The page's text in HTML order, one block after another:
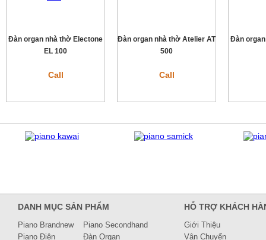
Đàn organ nhà thờ Electone
EL 100
Call
Đàn organ nhà thờ Atelier AT
500
Call
Đàn
DANH MỤC SẢN PHẨM
Piano Brandnew
Piano Secondhand
Piano Điện
Đàn Organ
HỖ TRỢ KHÁCH
Giới Thiệu
Vận Chuyển